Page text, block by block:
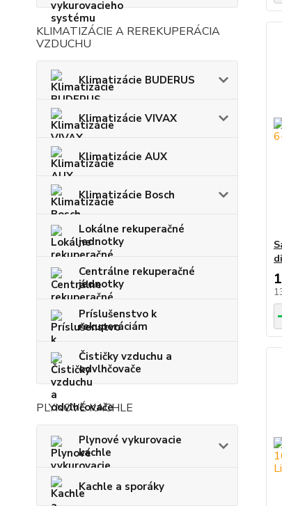
KLIMATIZÁCIE A REREKUPERÁCIA
VZDUCHU
Klimatizácie BUDERUS
Klimatizácie VIVAX
Klimatizácie AUX
Klimatizácie Bosch
Lokálne rekuperačné
jednotky
Centrálne rekuperačné
jednotky
Príslušenstvo k
rekuperáciám
Čističky vzduchu a
odvlhčovače
PLYNOVÉ KACHLE
Plynové vykurovacie
kachle
Kachle a sporáky